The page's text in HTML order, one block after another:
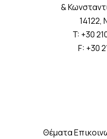
&
14122,
T: +30
F: +30
Θέματα